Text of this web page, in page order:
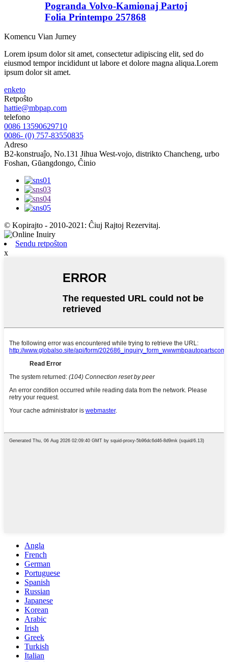
Pogranda Volvo-Kamionaj Partoj
Folia Printempo 257868
Komencu Vian Jurney
Lorem ipsum dolor sit amet, consectetur adipiscing elit, sed do
eiusmod tempor incididunt ut labore et dolore magna aliqua.Lorem
ipsum dolor sit amet.
enketo
Retpoŝto
hattie@mbpap.com
telefono
0086 13590629710
0086- (0) 757-83550835
Adreso
B2-konstruaĵo, No.131 Jihua West-vojo, distrikto Chancheng, urbo
Foshan, Gŭangdongo, Ĉinio
© Kopirajto - 2010-2021: Ĉiuj Rajtoj Rezervitaj.
Sendu retpoŝton
x
Angla
French
German
Portuguese
Spanish
Russian
Japanese
Korean
Arabic
Irish
Greek
Turkish
Italian